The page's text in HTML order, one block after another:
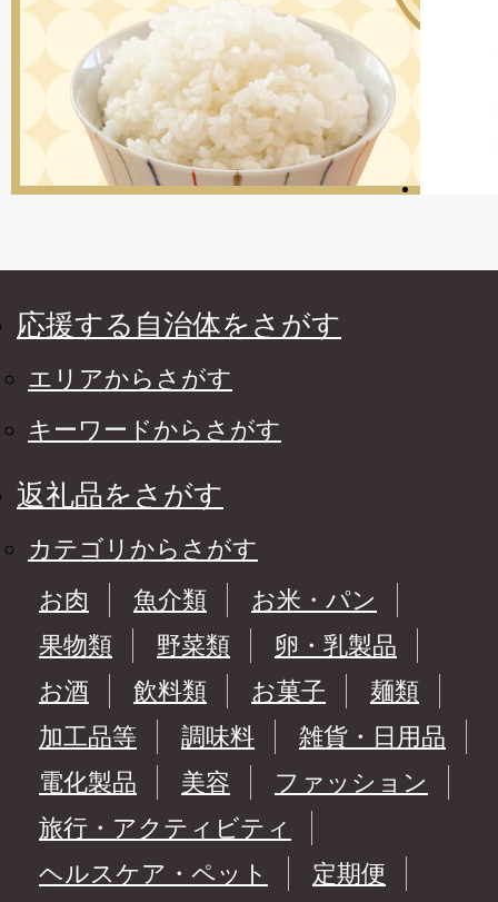
応援する自治体をさがす
エリアからさがす
キーワードからさがす
返礼品をさがす
カテゴリからさがす
お肉
魚介類
お米・パン
果物類
野菜類
卵・乳製品
お酒
飲料類 お菓子
麺類
加工品等
調味料
雑貨・日用品
電化製品
美容
ファッション
旅行・アクティビティ
ヘルスケア・ペット
定期便